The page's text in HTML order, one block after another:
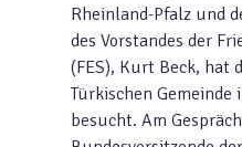
Rheinland-Pfalz und
des Vorstandes der
(FES), Kurt Beck, hat
Türkischen Gemeinde
besucht. Am